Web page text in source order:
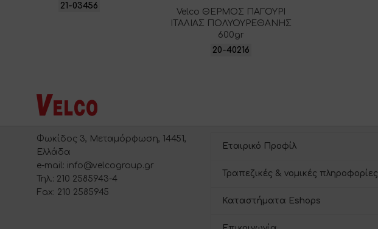
21-03456
Velco ΘΕΡΜΟΣ ΠΑΓΟΥΡΙ
ΙΤΑΛΙΑΣ ΠΟΛΥΟΥΡΕΘΑΝΗΣ
600gr
20-40216
Φωκίδος 3, Μεταμόρφωση, 14451,
Ελλάδα
e-mail: info@velcogroup.gr
Τηλ.: 210 2585943-4
Fax: 210 2585945
Εταιρικό Προφίλ
Τραπεζικές & νομικές πληροφορίες
Καταστήματα Eshops